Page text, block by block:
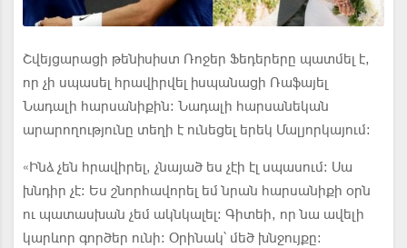
Շվեյցարացի թենիսիստ Ռոջեր Ֆեդերերը պատմել է,
որ չի սպասել հրավիրվել իսպանացի Ռաֆայել
Նադալի հարսանիքին: Նադալի հարսանեկան
արարողությունը տեղի է ունեցել երեկ Մալյորկայում:
«Ինձ չեն հրավիրել, չնայած ես չէի էլ սպասում: Սա
խնդիր չէ: Ես շնորհավորել եմ նրան հարսանիքի օրն
ու պատասխան չեմ ակնկալել: Գիտեի, որ նա ավելի
կարևոր գործեր ունի: Օրինակ՝ մեծ խնջույքը: